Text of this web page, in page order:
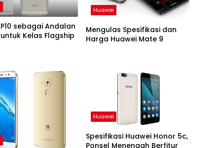
sebagai Andalan
Kelas Flagship
Huawei
Mengulas Spesifikasi dan
Harga Huawei Mate 9
Huawei
Spesifikasi Huawei Honor 5c,
Ponsel Menengah Berfitur